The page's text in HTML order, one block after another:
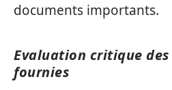
documents importants.
Evaluation critique
fournies